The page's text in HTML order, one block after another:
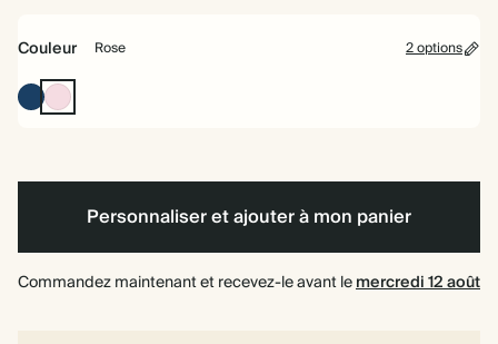
Couleur Rose 2 options
Marine
Rose
Personnaliser et ajouter à mon panier
Commandez maintenant et recevez-le avant lemercredi 12 août